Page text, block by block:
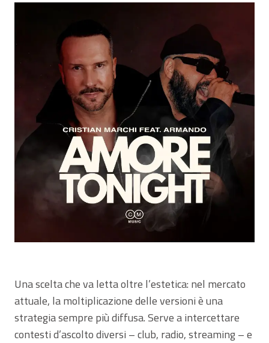
Una scelta che va letta oltre l’estetica: nel mercato
attuale, la moltiplicazione delle versioni è una
strategia sempre più diffusa. Serve a intercettare
contesti d’ascolto diversi – club, radio, streaming – e